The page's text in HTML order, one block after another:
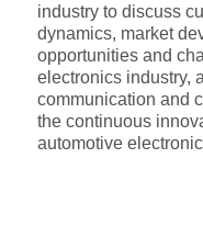
industry to discuss
dynamics, market
opportunities and
electronics industry,
communication and
the continuous
automotive